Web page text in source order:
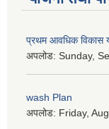
प्रथम आवधिक विकास
अपलोड: Sunday,
wash Plan
अपलोड: Friday,